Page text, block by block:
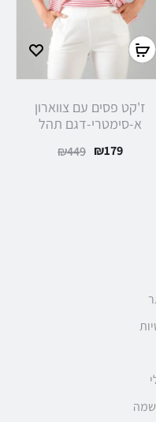
ז'קט פסים עם צווארון
א-סימטרי-דגם תהל
₪449 ₪179